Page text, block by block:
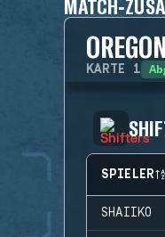
MATCH-
KARTE 1
SPIELER
SHAIIKO